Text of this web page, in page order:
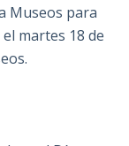
Museos para
martes 18 de